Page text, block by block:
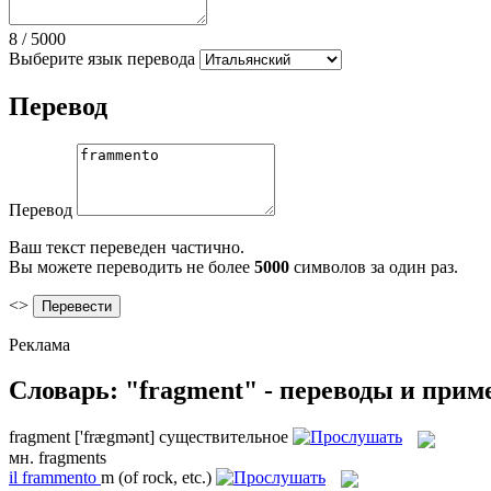
8 / 5000
Выберите язык перевода
Перевод
Перевод
Ваш текст переведен частично.
Вы можете переводить не более 5000 символов за один раз.
<>
Реклама
Словарь: "fragment" - переводы и
fragment ['frægmənt] существительное
мн. fragments
il frammento m (of rock, etc.)